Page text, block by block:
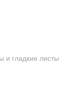
гладкие листы